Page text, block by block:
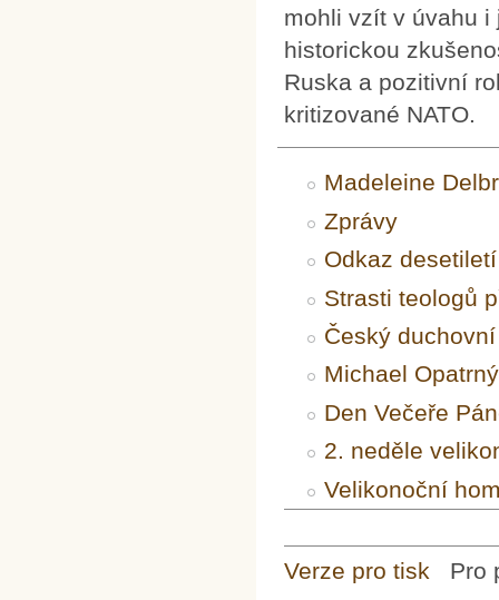
mohli vzít v úvahu
historickou
Ruska a pozitivní
kritizované NATO.
Madeleine
Zprávy
Odkaz
Strasti teologů
Český
Michael
Den Večeře
2. neděle
Velikonoční
Verze pro tisk Pro